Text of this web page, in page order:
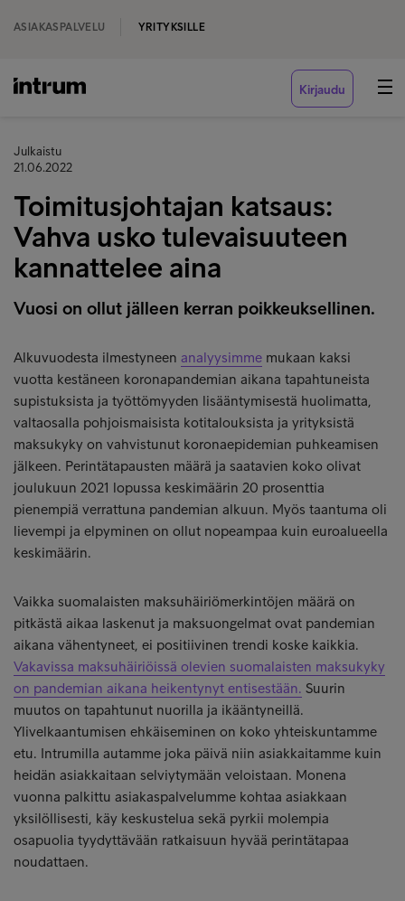
ASIAKASPALVELU YRITYKSILLE
Kirjaudu
Julkaistu
21.06.2022
Toimitusjohtajan katsaus:
Vahva usko tulevaisuuteen
kannattelee aina
Vuosi on ollut jälleen kerran poikkeuksellinen.
Alkuvuodesta ilmestyneen analyysimme mukaan kaksi
vuotta kestäneen koronapandemian aikana tapahtuneista
supistuksista ja työttömyyden lisääntymisestä huolimatta,
valtaosalla pohjoismaisista kotitalouksista ja yrityksistä
maksukyky on vahvistunut koronaepidemian puhkeamisen
jälkeen. Perintätapausten määrä ja saatavien koko olivat
joulukuun 2021 lopussa keskimäärin 20 prosenttia
pienempiä verrattuna pandemian alkuun. Myös taantuma oli
lievempi ja elpyminen on ollut nopeampaa kuin euroalueella
keskimäärin.
Vaikka suomalaisten maksuhäiriömerkintöjen määrä on
pitkästä aikaa laskenut ja maksuongelmat ovat pandemian
aikana vähentyneet, ei positiivinen trendi koske kaikkia.
Vakavissa maksuhäiriöissä olevien suomalaisten maksukyky
on pandemian aikana heikentynyt entisestään. Suurin
muutos on tapahtunut nuorilla ja ikääntyneillä.
Ylivelkaantumisen ehkäiseminen on koko yhteiskuntamme
etu. Intrumilla autamme joka päivä niin asiakkaitamme kuin
heidän asiakkaitaan selviytymään veloistaan. Monena
vuonna palkittu asiakaspalvelumme kohtaa asiakkaan
yksilöllisesti, käy keskustelua sekä pyrkii molempia
osapuolia tyydyttävään ratkaisuun hyvää perintätapaa
noudattaen.